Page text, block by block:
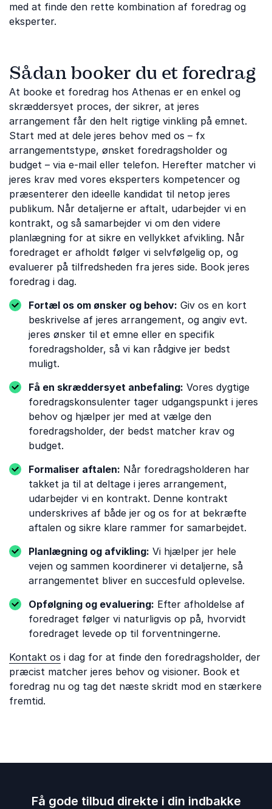
med at finde den rette kombination af foredrag og
eksperter.
Sådan booker du et foredrag
At booke et foredrag hos Athenas er en enkel og
skræddersyet proces, der sikrer, at jeres
arrangement får den helt rigtige vinkling på emnet.
Start med at dele jeres behov med os – fx
arrangementstype, ønsket foredragsholder og
budget – via e-mail eller telefon. Herefter matcher vi
jeres krav med vores eksperters kompetencer og
præsenterer den ideelle kandidat til netop jeres
publikum. Når detaljerne er aftalt, udarbejder vi en
kontrakt, og så samarbejder vi om den videre
planlægning for at sikre en vellykket afvikling. Når
foredraget er afholdt følger vi selvfølgelig op, og
evaluerer på tilfredsheden fra jeres side. Book jeres
foredrag i dag.
Fortæl os om ønsker og behov: Giv os en kort
beskrivelse af jeres arrangement, og angiv evt.
jeres ønsker til et emne eller en specifik
foredragsholder, så vi kan rådgive jer bedst
muligt.
Få en skræddersyet anbefaling: Vores dygtige
foredragskonsulenter tager udgangspunkt i jeres
behov og hjælper jer med at vælge den
foredragsholder, der bedst matcher krav og
budget.
Formaliser aftalen: Når foredragsholderen har
takket ja til at deltage i jeres arrangement,
udarbejder vi en kontrakt. Denne kontrakt
underskrives af både jer og os for at bekræfte
aftalen og sikre klare rammer for samarbejdet.
Planlægning og afvikling: Vi hjælper jer hele
vejen og sammen koordinerer vi detaljerne, så
arrangementet bliver en succesfuld oplevelse.
Opfølgning og evaluering: Efter afholdelse af
foredraget følger vi naturligvis op på, hvorvidt
foredraget levede op til forventningerne.
Kontakt os i dag for at finde den foredragsholder, der
præcist matcher jeres behov og visioner. Book et
foredrag nu og tag det næste skridt mod en stærkere
fremtid.
Få gode tilbud direkte i din indbakke